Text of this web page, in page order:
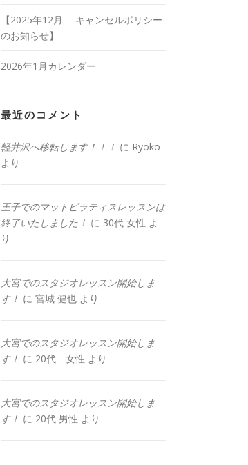
【2025年12月 キャンセルポリシー
のお知らせ】
2026年1月カレンダー
最近のコメント
軽井沢へ移転します！！！ に Ryoko
より
王子でのマットピラティスレッスンは
終了いたしました！ に 30代 女性 よ
り
大宮でのスタジオレッスン開始しま
す！ に 宮城 健也 より
大宮でのスタジオレッスン開始しま
す！ に 20代 女性 より
大宮でのスタジオレッスン開始しま
す！ に 20代 男性 より